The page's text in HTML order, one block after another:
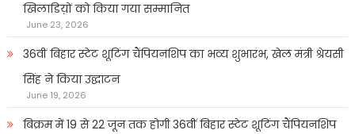
खिलाडिय़ों को किया गया सम्मानित
June 23, 2026
36वीं बिहार स्टेट शूटिंग चैंपियनशिप का भव्य शुभारंभ, खेल मंत्री श्रेयसी
सिंह ने किया उद्घाटन
June 19, 2026
बिक्रम में 19 से 22 जून तक होगी 36वीं बिहार स्टेट शूटिंग चैंपियनशिप